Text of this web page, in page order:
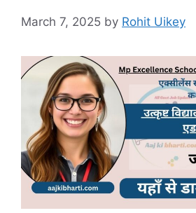
March 7, 2025 by Rohit Uikey